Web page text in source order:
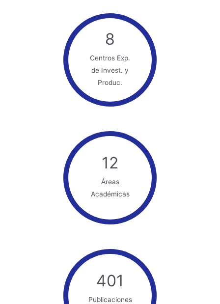
8
Centros Exp.
de Invest. y
Produc.
12
Áreas
Académicas
401
Publicaciones